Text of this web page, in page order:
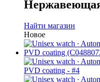
Найти магазин
Новое